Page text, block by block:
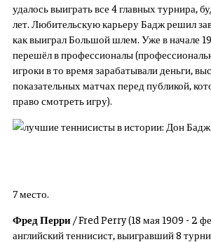
удалось выиграть все 4 главных турнира,
лет. Любительскую карьеру Бадж решил
как выиграл Большой шлем. Уже в начале
перешёл в профессионалы
игроки в то время зарабатывали деньги,
показательных матчах перед публикой,
право смотреть игру).
7 место.
Фред Перри / Fred Perry (18 мая 1909 - 2
английский теннисист, выигравший 8